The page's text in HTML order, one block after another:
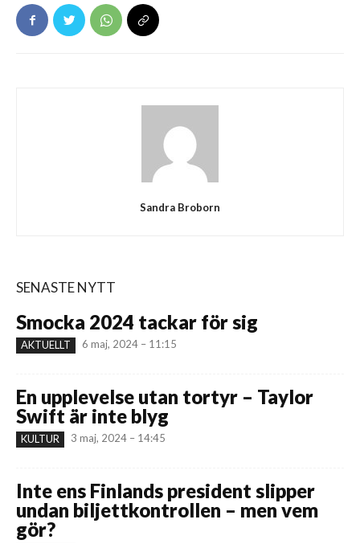
Sandra Broborn
SENASTE NYTT
Smocka 2024 tackar för sig
AKTUELLT 6 maj, 2024 – 11:15
En upplevelse utan tortyr – Taylor
Swift är inte blyg
KULTUR 3 maj, 2024 – 14:45
Inte ens Finlands president slipper
undan biljettkontrollen – men vem
gör?